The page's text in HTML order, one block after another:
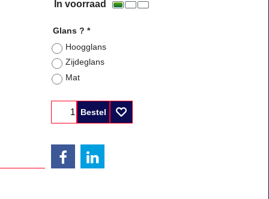
In voorraad
Glans ? *
Hoogglans
Zijdeglans
Mat
Bestel